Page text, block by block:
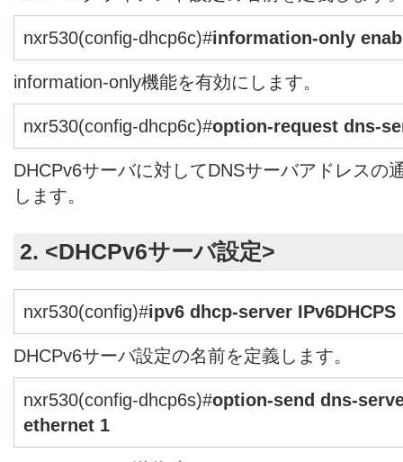
nxr530(config-dhcp6c)#information-only
information-only機能を有効にします。
nxr530(config-dhcp6c)#option-request dns-
DHCPv6サーバに対してDNSサーバアドレスの
します。
2. <DHCPv6サーバ設定>
nxr530(config)#ipv6 dhcp-server IPv6DHCPS
DHCPv6サーバ設定の名前を定義します。
nxr530(config-dhcp6s)#option-send dns-
ethernet 1